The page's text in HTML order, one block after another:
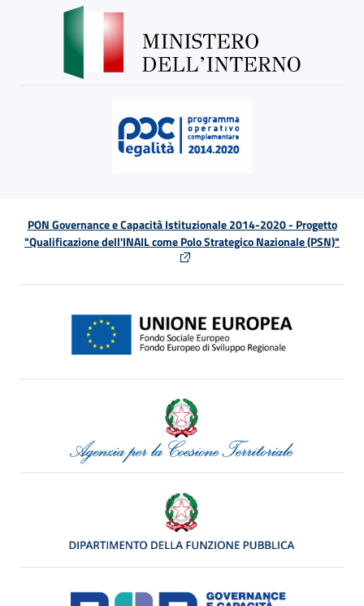
PON Governance e Capacità Istituzionale 2014-2020 - Progetto
"Qualificazione dell'INAIL come Polo Strategico Nazionale (PSN)"